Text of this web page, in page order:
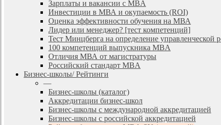
Зарплаты и вакансии с MBA
Инвестиции в МВА и окупаемость (ROI)
Оценка эффективности обучения на МВА
Лидер или менеджер? [тест компетенций]
Тест Минцберга на определение управленческой
100 компетенций выпускника MBA
Отличия МВА от магистратуры
Российский стандарт MBA
Бизнес-школы/ Рейтинги
—
Бизнес-школы (каталог)
Аккредитации бизнес-школ
Бизнес-школы с международной аккредитацией
Бизнес-школы с российской аккредитацией